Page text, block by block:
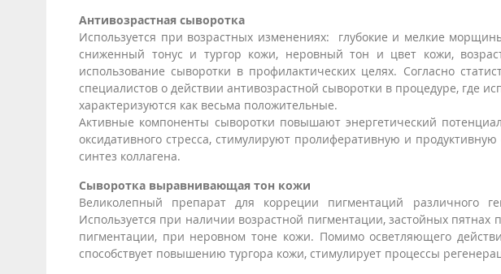
Антивозрастная сыворотка
Используется при возрастных изменениях: глубокие и мелкие
сниженный тонус и тургор кожи, неровный тон и цвет кожи,
использование сыворотки в профилактических целях. Согласно
специалистов о действии антивозрастной сыворотки в процедуре, где
характеризуются как весьма положительные.
Активные компоненты сыворотки повышают энергетический
оксидативного стресса, стимулируют пролиферативную и
синтез коллагена.
Сыворотка выравнивающая тон кожи
Великолепный препарат для корреции пигментаций различного
Используется при наличии возрастной пигментации, застойных пятнах
пигментации, при неровном тоне кожи. Помимо осветляющего
способствует повышению тургора кожи, стимулирует процессы